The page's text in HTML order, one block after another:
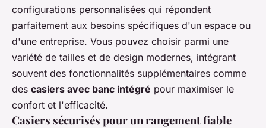
configurations personnalisées qui répondent
parfaitement aux besoins spécifiques d'un espace ou
d'une entreprise. Vous pouvez choisir parmi une
variété de tailles et de design modernes, intégrant
souvent des fonctionnalités supplémentaires comme
des casiers avec banc intégré pour maximiser le
confort et l'efficacité.
Casiers sécurisés pour un rangement fiable